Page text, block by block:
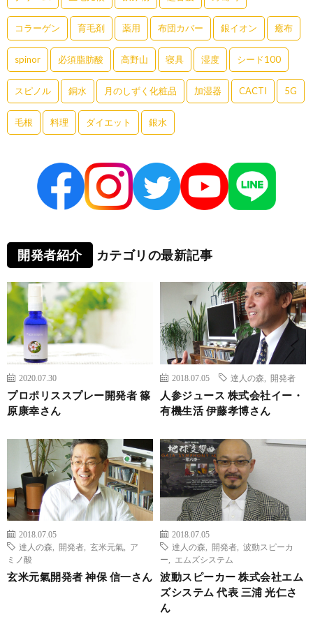
コラーゲン 育毛剤 薬用 布団カバー 銀イオン 癒布
spinor 必須脂肪酸 高野山 寝具 湿度 シード100
スピノル 銅水 月のしずく化粧品 加湿器 CACTI 5G
毛根 料理 ダイエット 銀水
開発者紹介 カテゴリの最新記事
2020.07.30
プロポリススプレー開発者 篠
原康幸さん
2018.07.05 達人の森 開発者
人参ジュース 株式会社イー・
有機生活 伊藤孝博さん
2018.07.05
達人の森
開発者 玄米元氣
ア
ミノ酸
玄米元氣開発者 神保 信一さん
2018.07.05
達人の森
開発者
波動スピーカ
ー
エムズシステム
波動スピーカー 株式会社エム
ズシステム 代表 三浦 光仁さ
ん